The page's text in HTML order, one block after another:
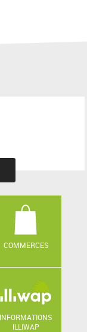
COMMERCES
INFORMATIONS
ILLIWAP